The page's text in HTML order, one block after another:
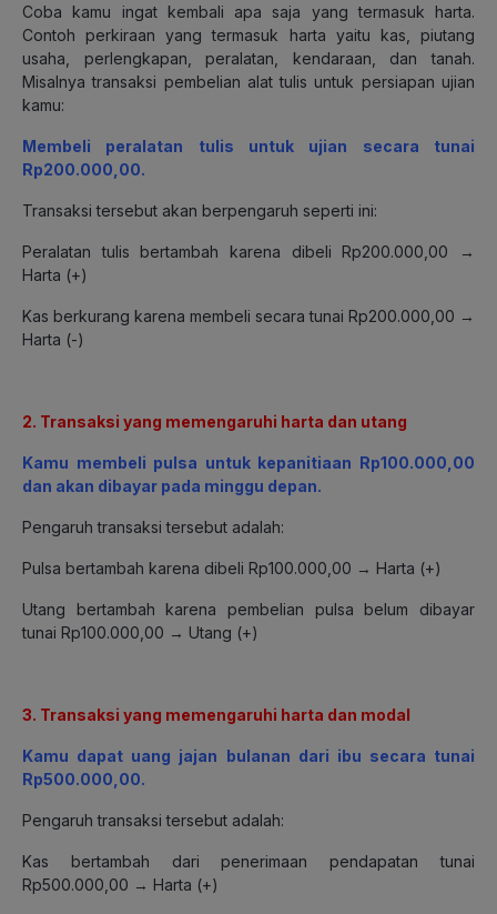
Coba kamu ingat kembali apa saja yang termasuk harta.
Contoh perkiraan yang termasuk harta yaitu kas, piutang
usaha, perlengkapan, peralatan, kendaraan, dan tanah.
Misalnya transaksi pembelian alat tulis untuk persiapan ujian
kamu:
Membeli peralatan tulis untuk ujian secara tunai
Rp200.000,00.
Transaksi tersebut akan berpengaruh seperti ini:
Peralatan tulis bertambah karena dibeli Rp200.000,00 →
Harta (+)
Kas berkurang karena membeli secara tunai Rp200.000,00 →
Harta (-)
2. Transaksi yang memengaruhi harta dan utang
Kamu membeli pulsa untuk kepanitiaan Rp100.000,00
dan akan dibayar pada minggu depan.
Pengaruh transaksi tersebut adalah:
Pulsa bertambah karena dibeli Rp100.000,00 → Harta (+)
Utang bertambah karena pembelian pulsa belum dibayar
tunai Rp100.000,00 → Utang (+)
3. Transaksi yang memengaruhi harta dan modal
Kamu dapat uang jajan bulanan dari ibu secara tunai
Rp500.000,00.
Pengaruh transaksi tersebut adalah:
Kas bertambah dari penerimaan pendapatan tunai
Rp500.000,00 → Harta (+)